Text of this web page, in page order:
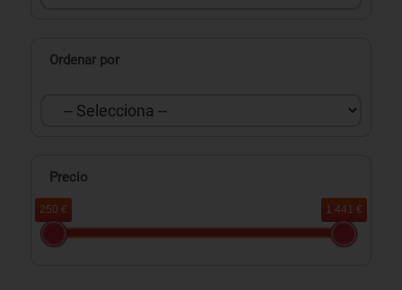
Ordenar por
Precio
250 € 1 441 €